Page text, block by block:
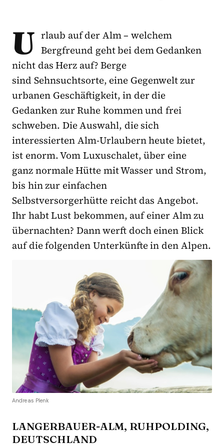
U rlaub auf der Alm – welchem
Bergfreund geht bei dem Gedanken
nicht das Herz auf? Berge
sind Sehnsuchtsorte, eine Gegenwelt zur
urbanen Geschäftigkeit, in der die
Gedanken zur Ruhe kommen und frei
schweben. Die Auswahl, die sich
interessierten Alm-Urlaubern heute bietet,
ist enorm. Vom Luxuschalet, über eine
ganz normale Hütte mit Wasser und Strom,
bis hin zur einfachen
Selbstversorgerhütte reicht das Angebot.
Ihr habt Lust bekommen, auf einer Alm zu
übernachten? Dann werft doch einen Blick
auf die folgenden Unterkünfte in den Alpen.
Andreas Plenk
LANGERBAUER-ALM, RUHPOLDING,
DEUTSCHLAND